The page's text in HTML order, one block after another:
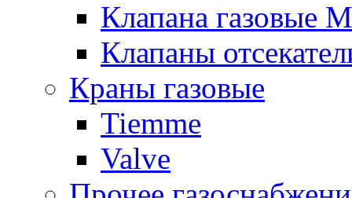
Клапана газовые
Клапаны
Краны газовые
Tiemme
Valve